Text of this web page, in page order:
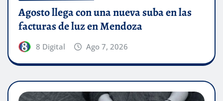
Agosto llega con una nueva suba en las
facturas de luz en Mendoza
8 Digital Ago 7, 2026